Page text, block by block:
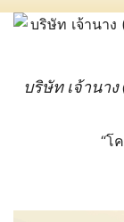
บริษัท เจ้านา
“โ